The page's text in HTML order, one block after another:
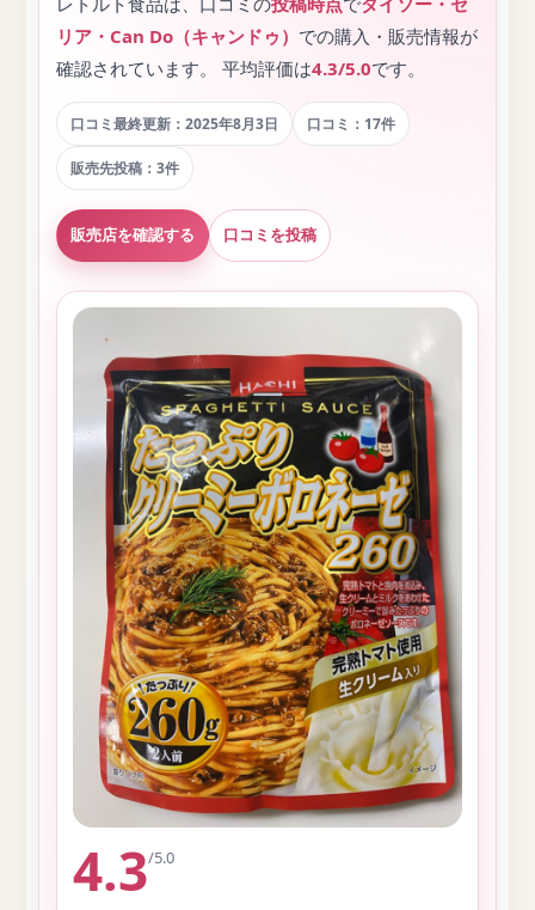
リア・Can Do（キャンドゥ） での購入・販売情報が
確認されています。 平均評価は4.3/5.0です。
口コミ最終更新：2025年8月3日 口コミ：17件
販売先投稿：3件
販売店を確認する 口コミを投稿
4.3/5.0